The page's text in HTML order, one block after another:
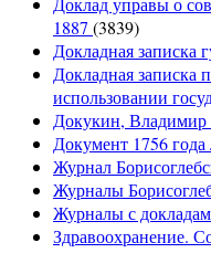
1887 (3839)
Докладная записка
Докладная
использовании
Докукин, Владимир
Документ 1756
Журнал
Журналы
Журналы с
Здравоохранение.